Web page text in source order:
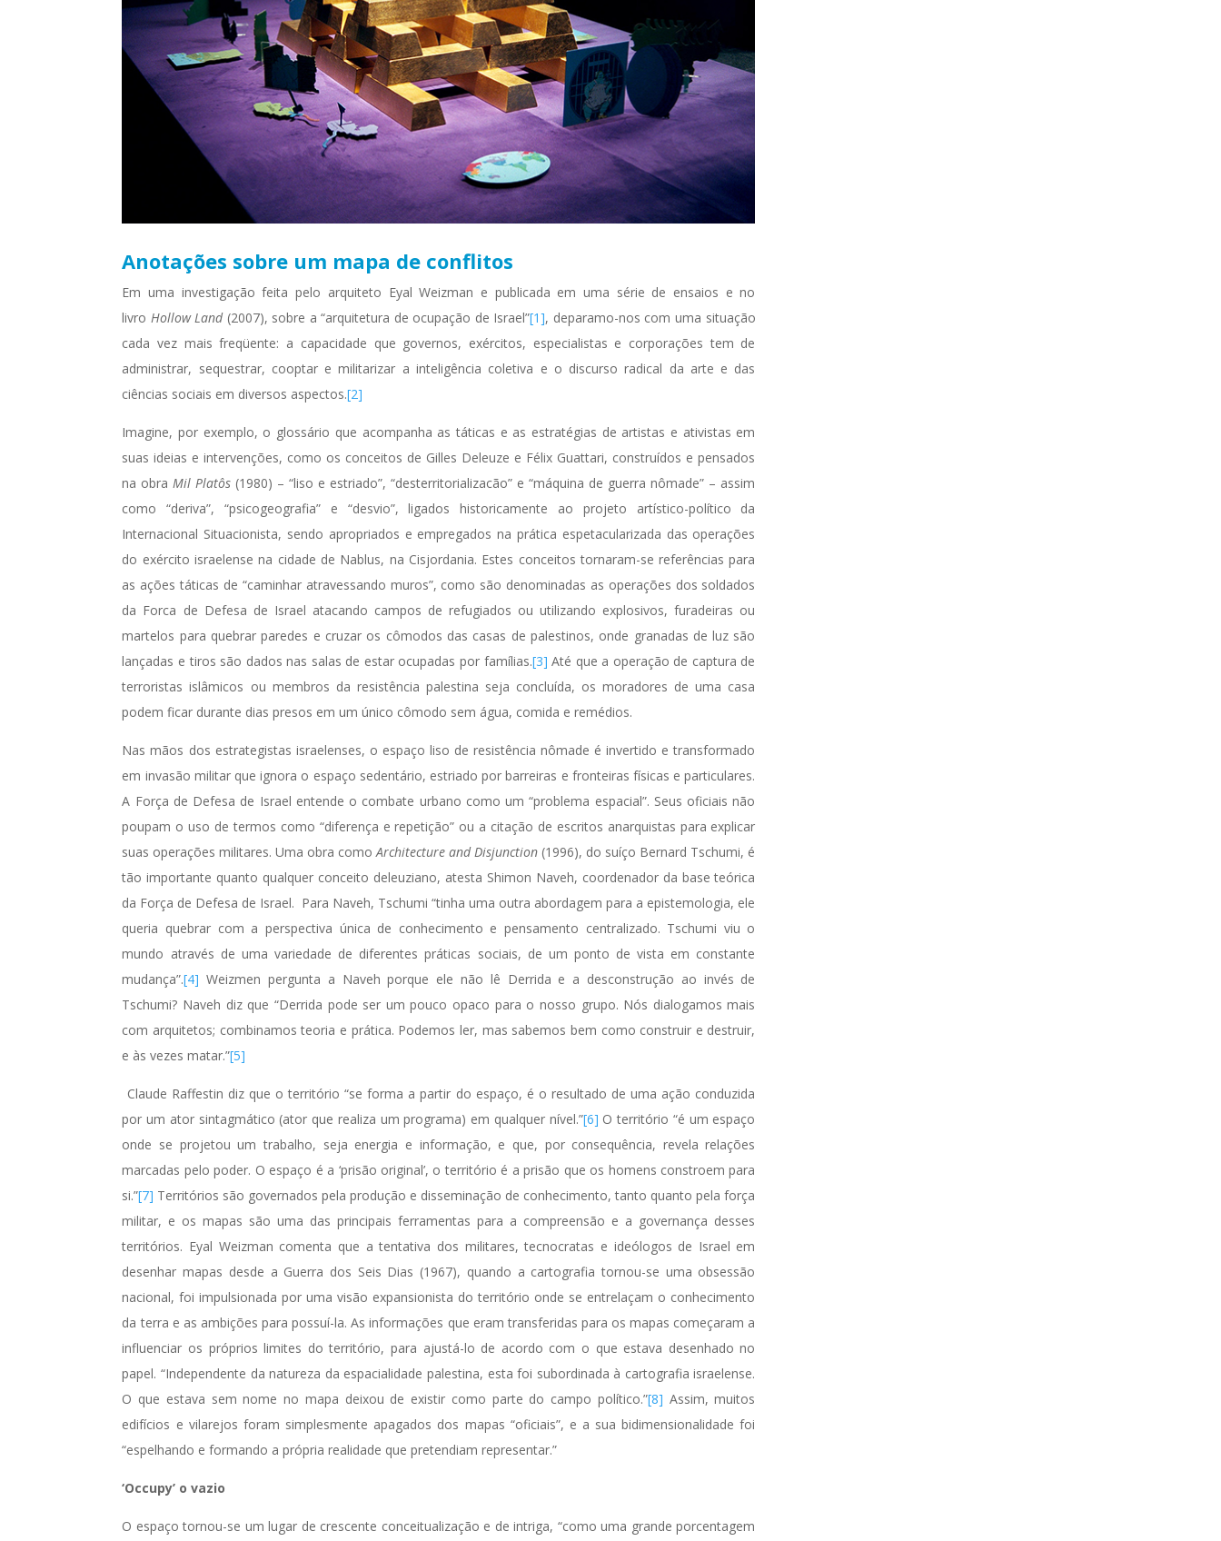
Anotações sobre um mapa de conflitos
Em uma investigação feita pelo arquiteto Eyal Weizman e publicada em uma série de ensaios e no
livro Hollow Land(2007), sobre a “arquitetura de ocupação de Israel”[1], deparamo-nos com uma situação
cada vez mais freqüente: a capacidade que governos, exércitos, especialistas e corporações tem de
administrar, sequestrar, cooptar e militarizar a inteligência coletiva e o discurso radical da arte e das
ciências sociais em diversos aspectos.[2]
Imagine, por exemplo, o glossário que acompanha as táticas e as estratégias de artistas e ativistas em
suas ideias e intervenções, como os conceitos de Gilles Deleuze e Félix Guattari, construídos e pensados
na obraMil Platôs (1980) – “liso e estriado”, “desterritorializacão” e “máquina de guerra nômade” – assim
como “deriva”, “psicogeografia” e “desvio”, ligados historicamente ao projeto artístico-político da
Internacional Situacionista, sendo apropriados e empregados na prática espetacularizada das operações
do exército israelense na cidade de Nablus, na Cisjordania. Estes conceitos tornaram-se referências para
as ações táticas de “caminhar atravessando muros”, como são denominadas as operações dos soldados
da Forca de Defesa de Israel atacando campos de refugiados ou utilizando explosivos, furadeiras ou
martelos para quebrar paredes e cruzar os cômodos das casas de palestinos, onde granadas de luz são
lançadas e tiros são dados nas salas de estar ocupadas por famílias.[3] Até que a operação de captura de
terroristas islâmicos ou membros da resistência palestina seja concluída, os moradores de uma casa
podem ficar durante dias presos em um único cômodo sem água, comida e remédios.
Nas mãos dos estrategistas israelenses, o espaço liso de resistência nômade é invertido e transformado
em invasão militar que ignora o espaço sedentário, estriado por barreiras e fronteiras físicas e particulares.
A Força de Defesa de Israel entende o combate urbano como um “problema espacial”. Seus oficiais não
poupam o uso de termos como “diferença e repetição” ou a citação de escritos anarquistas para explicar
suas operações militares. Uma obra comoArchitecture and Disjunction (1996), do suíço Bernard Tschumi, é
tão importante quanto qualquer conceito deleuziano, atesta Shimon Naveh, coordenador da base teórica
da Força de Defesa de Israel. Para Naveh, Tschumi “tinha uma outra abordagem para a epistemologia, ele
queria quebrar com a perspectiva única de conhecimento e pensamento centralizado. Tschumi viu o
mundo através de uma variedade de diferentes práticas sociais, de um ponto de vista em constante
mudança”.[4] Weizmen pergunta a Naveh porque ele não lê Derrida e a desconstrução ao invés de
Tschumi? Naveh diz que “Derrida pode ser um pouco opaco para o nosso grupo. Nós dialogamos mais
com arquitetos; combinamos teoria e prática. Podemos ler, mas sabemos bem como construir e destruir,
e às vezes matar.”[5]
Claude Raffestin diz que o território “se forma a partir do espaço, é o resultado de uma ação conduzida
por um ator sintagmático (ator que realiza um programa) em qualquer nível.”[6] O território “é um espaço
onde se projetou um trabalho, seja energia e informação, e que, por consequência, revela relações
marcadas pelo poder. O espaço é a ‘prisão original’, o território é a prisão que os homens constroem para
si.”[7] Territórios são governados pela produção e disseminação de conhecimento, tanto quanto pela força
militar, e os mapas são uma das principais ferramentas para a compreensão e a governança desses
territórios. Eyal Weizman comenta que a tentativa dos militares, tecnocratas e ideólogos de Israel em
desenhar mapas desde a Guerra dos Seis Dias (1967), quando a cartografia tornou-se uma obsessão
nacional, foi impulsionada por uma visão expansionista do território onde se entrelaçam o conhecimento
da terra e as ambições para possuí-la. As informações que eram transferidas para os mapas começaram a
influenciar os próprios limites do território, para ajustá-lo de acordo com o que estava desenhado no
papel. “Independente da natureza da espacialidade palestina, esta foi subordinada à cartografia israelense.
O que estava sem nome no mapa deixou de existir como parte do campo político.”[8] Assim, muitos
edifícios e vilarejos foram simplesmente apagados dos mapas “oficiais”, e a sua bidimensionalidade foi
“espelhando e formando a própria realidade que pretendiam representar.”
‘Occupy’ o vazio
O espaço tornou-se um lugar de crescente conceitualização e de intriga, “como uma grande porcentagem